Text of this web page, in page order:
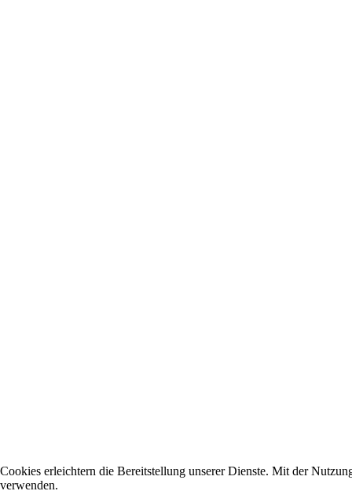
Cookies erleichtern die Bereitstellung unserer Dienste. Mit der
verwenden.